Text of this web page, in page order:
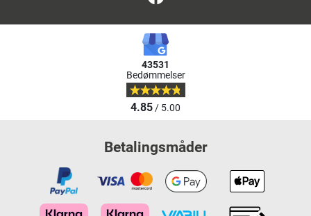
43531
Bedømmelser
4.85/ 5.00
Betalingsmåder